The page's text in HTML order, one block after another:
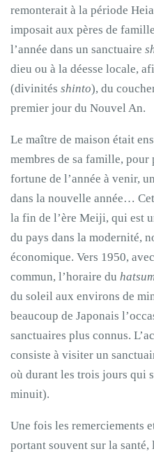
remonterait à la période
imposait aux pères de
l’année dans un sanctuaire
dieu ou à la déesse locale,
(divinités shinto), du
premier jour du Nouvel An.
Le maître de maison était
membres de sa famille,
fortune de l’année à venir,
dans la nouvelle année…
la fin de l’ère Meiji, qui est
du pays dans la modernité,
économique. Vers 1950,
commun, l’horaire du
du soleil aux environs de
beaucoup de Japonais
sanctuaires plus connus.
consiste à visiter un
où durant les trois jours qui
minuit).
Une fois les remerciements
portant souvent sur la